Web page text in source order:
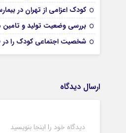
کودک اعزامی از تهران در
بررسی وضعیت تولید و تامین مواد
شخصیت اجتماعی کودک را در
ارسال دیدگاه
دیدگاه خود را اینجا بنویسید